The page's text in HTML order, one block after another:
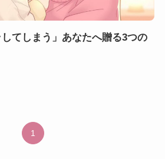
してしまう」あなたへ贈る3つの
1